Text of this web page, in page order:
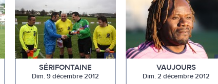
SÉRIFONTAINE
Dim. 9 décembre 2012
VAUJOURS
Dim. 2 décembre 2012